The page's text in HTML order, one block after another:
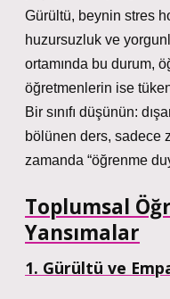
Gürültü, beynin stres
huzursuzluk ve
ortamında bu durum,
öğretmenlerin ise
Bir sınıfı düşünün:
bölünen ders, sadece
zamanda “öğrenme
Toplumsal
Yansımalar
1. Gürültü ve